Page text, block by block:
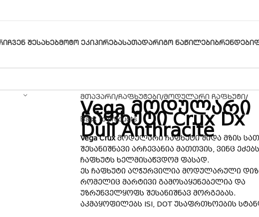
ᲩᲕᲔᲜ ᲨᲔᲡᲐᲮᲔᲑᲛᲝᲢᲝ ᲔᲙᲘᲞᲘᲠᲔᲑᲐᲡᲐᲗᲐᲓᲐᲠᲘᲒᲝ ᲜᲐᲬᲘᲚᲔᲑᲘ ᲑᲠᲔᲜᲓᲔᲑᲘ
მთავარი ჩაფხუტები მოდულარი ჩაფხუტი
Vega მოდულარი
ჩაფხუტი Crux Dx
Dull Anthracite
Back to products
Vega Cruxმოდულარი ჩაფხუტი შიდა მზის
შესანიშნავი არჩევანია მათთვის, ვინც
ჩაფხუტს ხელმისაწვდომ ფასად.
ეს ჩაფხუტი აღჭურვილია მოდულარული
რომელიც მარტივი გამოსაყენებელია და
უზრუნველყოფს შესანიშნავ მორგებას.
აკმაყოფილებს ISI, DOT უსაფრთხოების